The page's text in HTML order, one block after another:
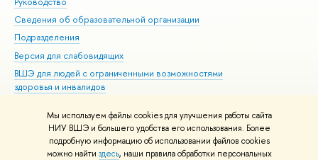
Мы используем файлы cookies для улучшения работы сайта
НИУ ВШЭ и большего удобства его использования. Более
подробную информацию об использовании файлов cookies
можно найти здесь, наши правила обработки персональных
Сведения об образовательной организации
Подразделения
Версия для слабовидящих
ВШЭ для людей с ограниченными возможностями
здоровья и инвалидов